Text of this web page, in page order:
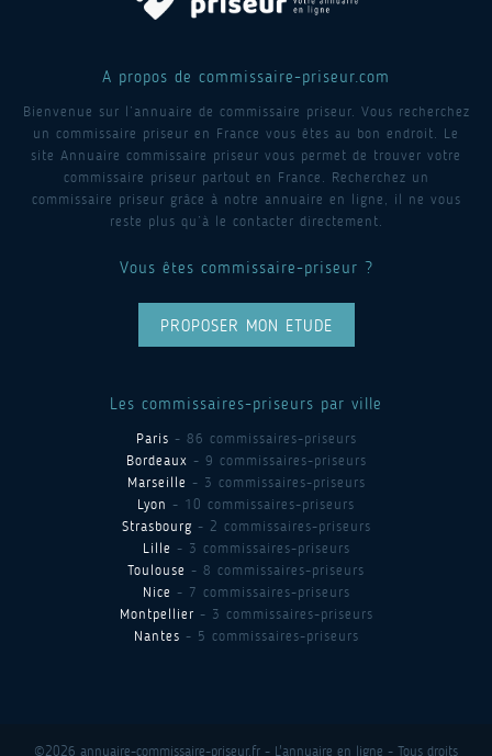
A propos de commissaire-priseur.com
Bienvenue sur l’annuaire de commissaire priseur. Vous recherchez
un commissaire priseur en France vous êtes au bon endroit. Le
site Annuaire commissaire priseur vous permet de trouver votre
commissaire priseur partout en France. Recherchez un
commissaire priseur grâce à notre annuaire en ligne, il ne vous
reste plus qu’à le contacter directement.
Vous êtes commissaire-priseur ?
PROPOSER MON ETUDE
Les commissaires-priseurs par ville
Paris - 86 commissaires-priseurs
Bordeaux - 9 commissaires-priseurs
Marseille - 3 commissaires-priseurs
Lyon - 10 commissaires-priseurs
Strasbourg - 2 commissaires-priseurs
Lille - 3 commissaires-priseurs
Toulouse - 8 commissaires-priseurs
Nice - 7 commissaires-priseurs
Montpellier - 3 commissaires-priseurs
Nantes - 5 commissaires-priseurs
©2026 annuaire-commissaire-priseur.fr - L'annuaire en ligne - Tous droits